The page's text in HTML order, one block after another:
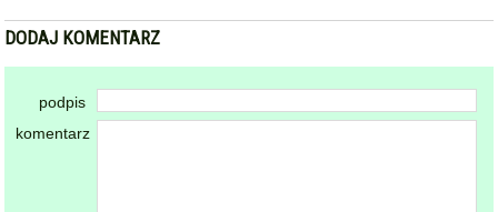
DODAJ KOMENTARZ
podpis
komentarz